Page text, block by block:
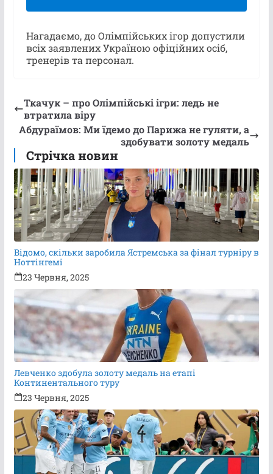
Нагадаємо, до Олімпійських ігор допустили
всіх заявлених Україною офіційних осіб,
тренерів та персонал.
Ткачук – про Олімпійські ігри: ледь не
втратила віру
Абдураїмов: Ми їдемо до Парижа не гуляти, а
здобувати золоту медаль
Стрічка новин
Відомо, скільки заробила Ястремська за фінал турніру в
Ноттінгемі
23 Червня, 2025
Левченко здобула золоту медаль на етапі
Континентального туру
23 Червня, 2025